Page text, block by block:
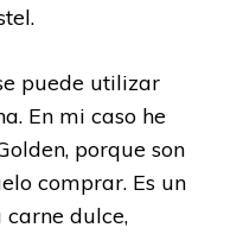
puede utilizar
En mi caso he
porque son
comprar. Es un
dulce,